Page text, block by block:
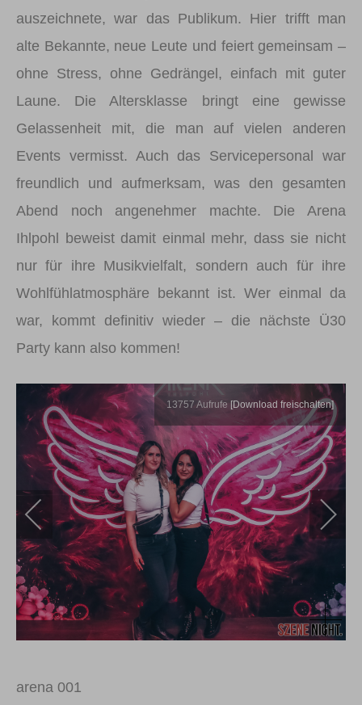
auszeichnete, war das Publikum. Hier trifft man
alte Bekannte, neue Leute und feiert gemeinsam –
ohne Stress, ohne Gedrängel, einfach mit guter
Laune. Die Altersklasse bringt eine gewisse
Gelassenheit mit, die man auf vielen anderen
Events vermisst. Auch das Servicepersonal war
freundlich und aufmerksam, was den gesamten
Abend noch angenehmer machte. Die Arena
Ihlpohl beweist damit einmal mehr, dass sie nicht
nur für ihre Musikvielfalt, sondern auch für ihre
Wohlfühlatmosphäre bekannt ist. Wer einmal da
war, kommt definitiv wieder – die nächste Ü30
Party kann also kommen!
13757 Aufrufe [Download freischalten]
arena 001